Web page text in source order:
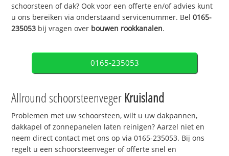
schoorsteen of dak? Ook voor een offerte en/of advies kunt
u ons bereiken via onderstaand servicenummer. Bel0165-
235053 bij vragen over bouwen rookkanalen.
0165-235053
Allround schoorsteenveger Kruisland
Problemen met uw schoorsteen, wilt u uw dakpannen,
dakkapel of zonnepanelen laten reinigen? Aarzel niet en
neem direct contact met ons op via 0165-235053. Bij ons
regelt u een schoorsteenveger of offerte snel en